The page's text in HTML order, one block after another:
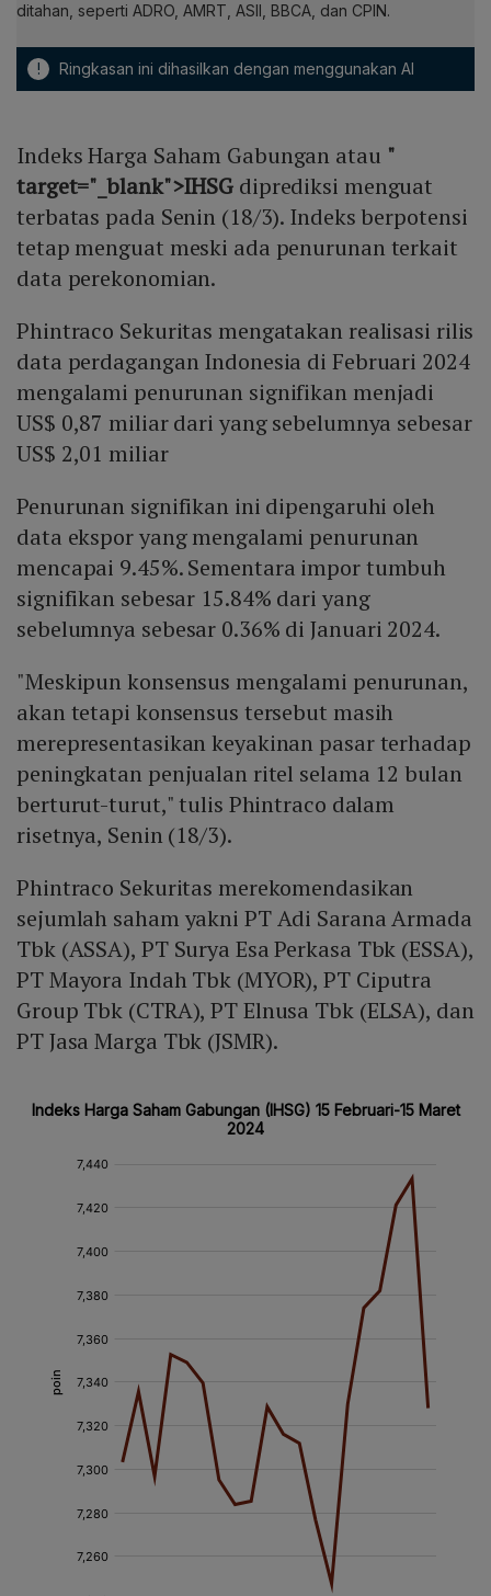
ditahan, seperti ADRO, AMRT, ASII, BBCA, dan CPIN.
! Ringkasan ini dihasilkan dengan menggunakan AI
Indeks Harga Saham Gabungan atau "
target="_blank">IHSG diprediksi menguat
terbatas pada Senin (18/3). Indeks berpotensi
tetap menguat meski ada penurunan terkait
data perekonomian.
Phintraco Sekuritas mengatakan realisasi rilis
data perdagangan Indonesia di Februari 2024
mengalami penurunan signifikan menjadi
US$ 0,87 miliar dari yang sebelumnya sebesar
US$ 2,01 miliar
Penurunan signifikan ini dipengaruhi oleh
data ekspor yang mengalami penurunan
mencapai 9.45%. Sementara impor tumbuh
signifikan sebesar 15.84% dari yang
sebelumnya sebesar 0.36% di Januari 2024.
"Meskipun konsensus mengalami penurunan,
akan tetapi konsensus tersebut masih
merepresentasikan keyakinan pasar terhadap
peningkatan penjualan ritel selama 12 bulan
berturut-turut," tulis Phintraco dalam
risetnya, Senin (18/3).
Phintraco Sekuritas merekomendasikan
sejumlah saham yakni PT Adi Sarana Armada
Tbk (ASSA), PT Surya Esa Perkasa Tbk (ESSA),
PT Mayora Indah Tbk (MYOR), PT Ciputra
Group Tbk (CTRA), PT Elnusa Tbk (ELSA), dan
PT Jasa Marga Tbk (JSMR).